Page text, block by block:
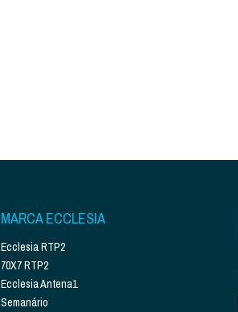
MARCA ECCLESIA
Ecclesia RTP2
70X7 RTP2
Ecclesia Antena1
Semanário